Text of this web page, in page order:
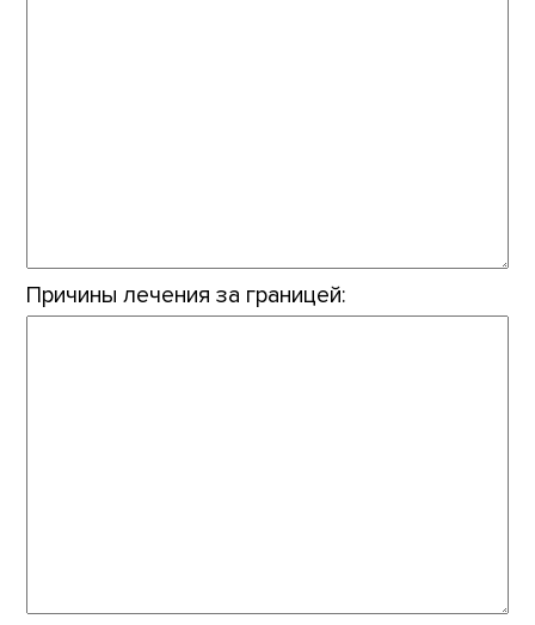
Причины лечения за границей: